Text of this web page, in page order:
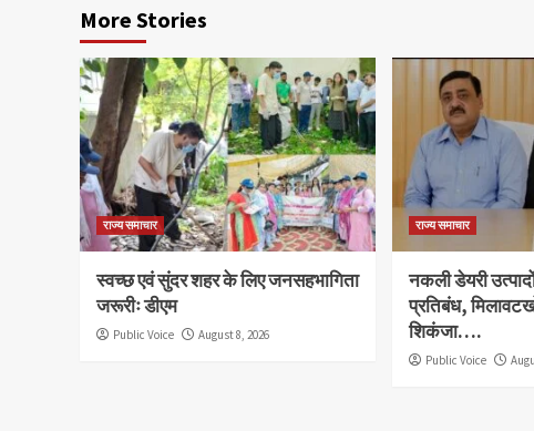
More Stories
राज्य समाचार
स्वच्छ एवं सुंदर शहर के लिए जनसहभागिता
जरूरीः डीएम
Public Voice August 8, 2026
राज्य समाचार
नकली डेयरी
प्रतिबंध,
शिकंजा….
Public Voice